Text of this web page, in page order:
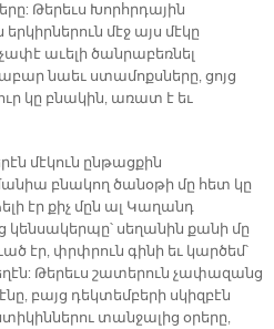
Թերեւս Խորհրդային
մէջ այս մէկը
աւելի ծանրաբեռնել
նաեւ ստամոքսները, ցոյց
կը բնակին, առատ է եւ
մէկուն ընթացքին
բնակող ծանօթի մը հետ կը
էր քիչ մըն ալ Կաղանդ
կենսակերպը՝ սեղանին քանի մը
էր, փրփրուն գինի եւ կարծեմ՝
Թերեւս շատերուն չափազանց
բայց դեկտեմբերի սկիզբէն
տանջալից օրերը,